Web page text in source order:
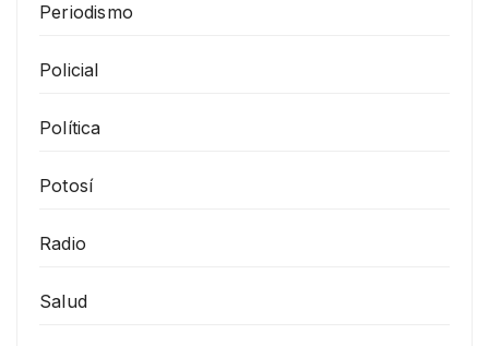
Periodismo
Policial
Política
Potosí
Radio
Salud